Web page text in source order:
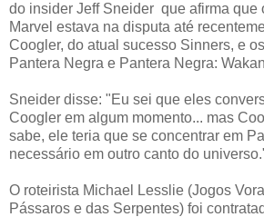
do insider Jeff Sneider que afirma que
Marvel estava na disputa até
Coogler, do atual sucesso Sinners, e
Pantera Negra e Pantera Negra:
Sneider disse: "Eu sei que eles
Coogler em algum momento... mas
sabe, ele teria que se concentrar em
necessário em outro canto do
O roteirista Michael Lesslie (Jogos
Pássaros e das Serpentes) foi